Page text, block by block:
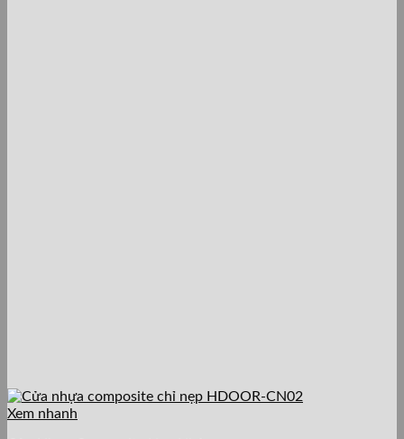
Xem nhanh